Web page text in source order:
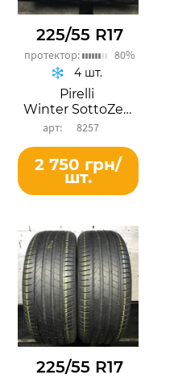
225/55 R17
протектор: 80%
Pirelli
Winter SottoZero 3
8257
4 шт.
2 750 грн/
шт.
225/55 R17